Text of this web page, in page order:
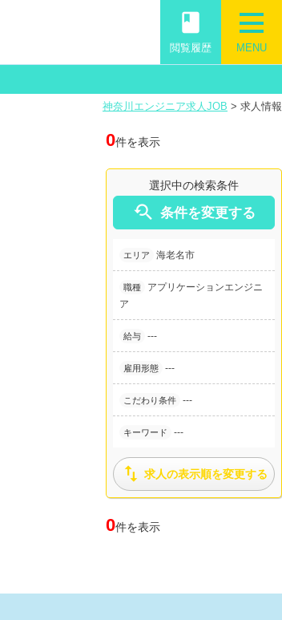
MENU
book
閲覧履歴
神奈川エンジニア求人JOB > 求人情報
0件を表示
選択中の検索条件
 条件を変更する
エリア 海老名市
職種
アプリケーションエンジニ
ア
給与 ---
雇用形態 ---
こだわり条件 ---
キーワード ---
 求人の表示順を変更する
0件を表示